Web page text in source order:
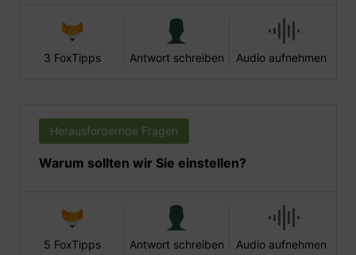
3 FoxTipps Antwort schreiben Audio aufnehmen
Herausfordernde Fragen
Warum sollten wir Sie einstellen?
5 FoxTipps Antwort schreiben Audio aufnehmen